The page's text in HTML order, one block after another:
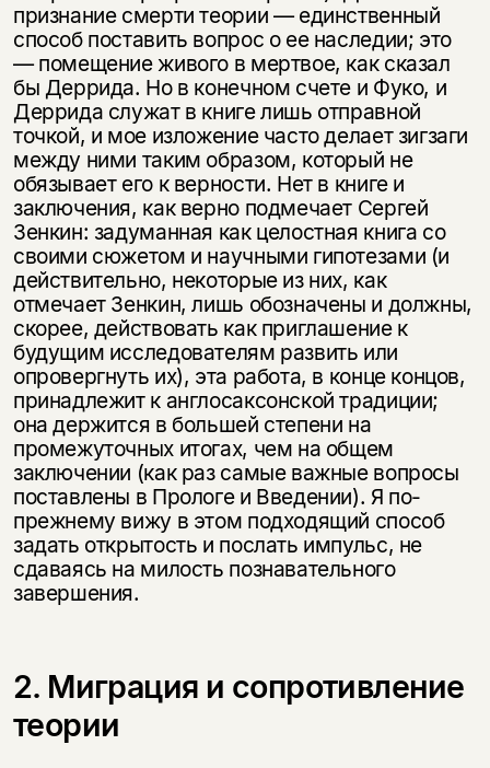
признание смерти теории — единственный
способ поставить вопрос о ее наследии; это
— помещение живого в мертвое, как сказал
бы Деррида. Но в конечном счете и Фуко, и
Деррида служат в книге лишь отправной
точкой, и мое изложение часто делает зигзаги
между ними таким образом, который не
обязывает его к верности. Нет в книге и
заключения, как верно подмечает Сергей
Зенкин: задуманная как целостная книга со
своими сюжетом и научными гипотезами (и
действительно, некоторые из них, как
отмечает Зенкин, лишь обозначены и должны,
скорее, действовать как приглашение к
будущим исследователям развить или
опровергнуть их), эта работа, в конце концов,
принадлежит к англосаксонской традиции;
она держится в большей степени на
промежуточных итогах, чем на общем
заключении (как раз самые важные вопросы
поставлены в Прологе и Введении). Я по-
прежнему вижу в этом подходящий способ
задать открытость и послать импульс, не
сдаваясь на милость познавательного
завершения.
2. Миграция и сопротивление
теории